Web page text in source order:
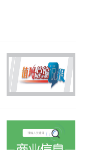
，发放涵盖中
保健、传染